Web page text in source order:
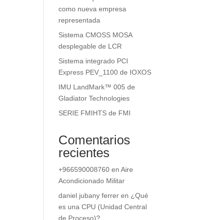
como nueva empresa
representada
Sistema CMOSS MOSA
desplegable de LCR
Sistema integrado PCI
Express PEV_1100 de IOXOS
IMU LandMark™ 005 de
Gladiator Technologies
SERIE FMIHTS de FMI
Comentarios
recientes
+966590008760 enAire
Acondicionado Militar
daniel jubany ferrer en ¿Qué
es una CPU (Unidad Central
de Proceso)?